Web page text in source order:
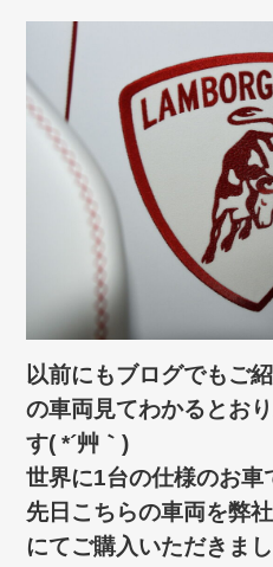
以前にもブログでもご
の車両見てわかるとお
す( *´艸｀)
世界に1台の仕様のお車
先日こちらの車両を弊
にてご購入いただきま